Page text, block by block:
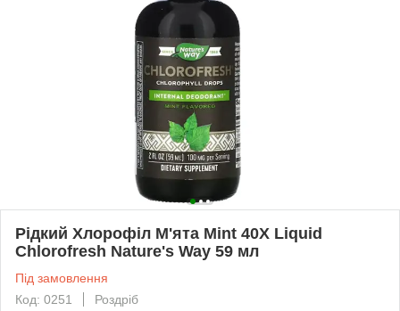
Рідкий Хлорофіл М'ята Mint 40X Liquid
Chlorofresh Nature's Way 59 мл
Під замовлення
Код: 0251
Роздріб